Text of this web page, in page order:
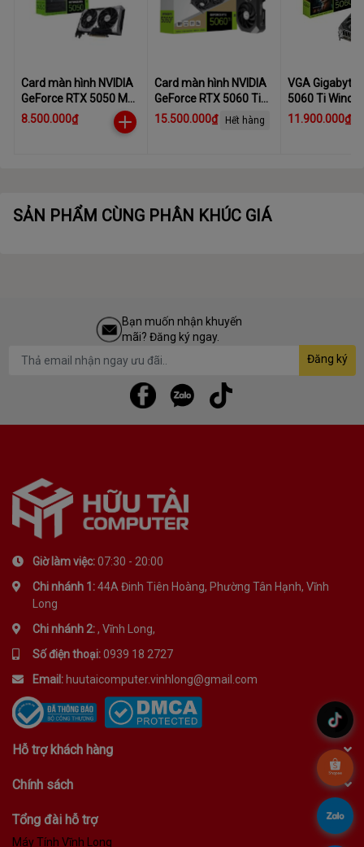
Card màn hình NVIDIA
GeForce RTX 5050 MSI
Ventus 2X OC | 8GB
GDDR6, 2560 CUDA,
8.500.000₫
Card màn hình NVIDIA
GeForce RTX 5060 Ti
ZOTAC Twin Edge |
15.500.000₫ Hết hàng
VGA Gigabyte
5060 Ti
8GB GDDR7
11.900.000₫
SẢN PHẨM CÙNG PHÂN KHÚC GIÁ
Bạn muốn nhận khuyến
mãi? Đăng ký ngay.
Đăng ký
Giờ làm việc:07:30 - 20:00
Chi nhánh 1:44A Đinh Tiên Hoàng, Phường Tân Hạnh, Vĩnh
Long
Chi nhánh 2:, Vĩnh Long,
Số điện thoại:0939 18 2727
Email: huutaicomputer.vinhlong@gmail.com
Hỗ trợ khách hàng
Chính sách
Tổng đài hỗ trợ
Máy Tính Vĩnh Long
.
.
.